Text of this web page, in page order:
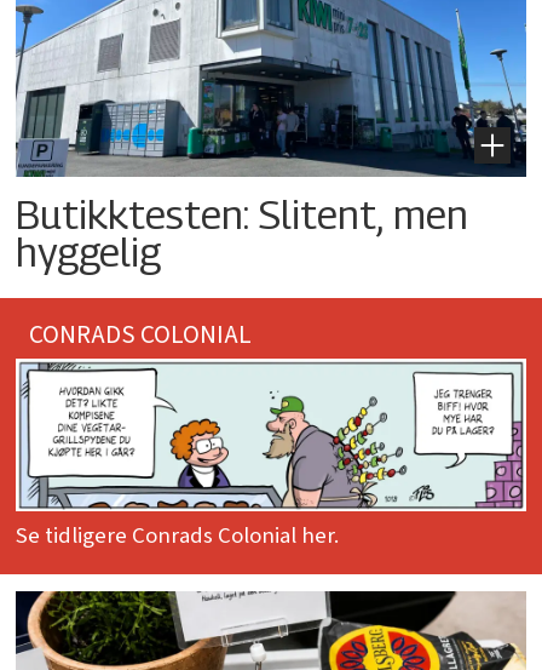
Butikktesten: Slitent, men
hyggelig
CONRADS COLONIAL
Se tidligere Conrads Colonial her.